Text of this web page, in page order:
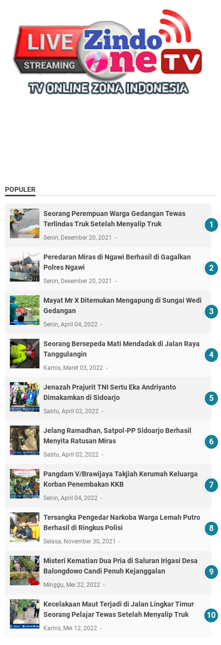
POPULER
Seorang Perempuan Warga Gedangan Tewas
Terlindas Truk Setelah Menyalip Truk
Senin, Desember 20, 2021
Peredaran Miras di Ngawi Berhasil di Gagalkan
Polres Ngawi
Senin, Desember 20, 2021
Mayat Mr X Ditemukan Mengapung di Sungai Wedi
Gedangan
Senin, April 04, 2022
Seorang Bersepeda Mati Mendadak di Jalan Raya
Tanggulangin
Kamis, Maret 03, 2022
Jenazah Prajurit TNI Sertu Eka Andriyanto
Dimakamkan di Sidoarjo
Sabtu, April 02, 2022
Jelang Ramadhan, Satpol-PP Sidoarjo Berhasil
Menyita Ratusan Miras
Sabtu, April 02, 2022
Pangdam V/Brawijaya Takjiah Kerumah Keluarga
Korban Penembakan KKB
Senin, April 04, 2022
Tersangka Pengedar Narkoba Warga Lemah Putro
Berhasil di Ringkus Polisi
Selasa, November 30, 2021
Misteri Kematian Dua Pria di Saluran Irigasi Desa
Balongdowo Candi Penuh Kejanggalan
Minggu, Mei 22, 2022
Kecelakaan Maut Terjadi di Jalan Lingkar Timur
Seorang Pelajar Tewas Setelah Menyalip Truk
Kamis, Mei 12, 2022